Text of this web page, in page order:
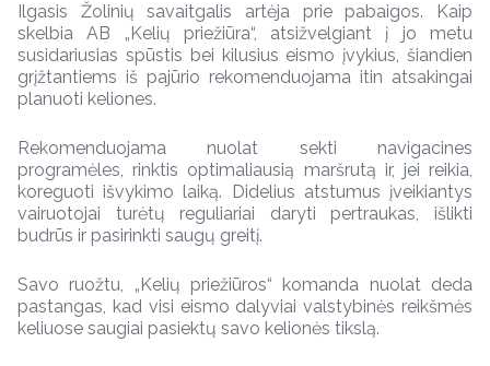
Ilgasis Žolinių savaitgalis artėja prie pabaigos. Kaip
skelbia AB „Kelių priežiūra“, atsižvelgiant į jo metu
susidariusias spūstis bei kilusius eismo įvykius, šiandien
grįžtantiems iš pajūrio rekomenduojama itin atsakingai
planuoti keliones.
Rekomenduojama nuolat sekti navigacines
programėles, rinktis optimaliausią maršrutą ir, jei reikia,
koreguoti išvykimo laiką. Didelius atstumus įveikiantys
vairuotojai turėtų reguliariai daryti pertraukas, išlikti
budrūs ir pasirinkti saugų greitį.
Savo ruožtu, „Kelių priežiūros“ komanda nuolat deda
pastangas, kad visi eismo dalyviai valstybinės reikšmės
keliuose saugiai pasiektų savo kelionės tikslą.